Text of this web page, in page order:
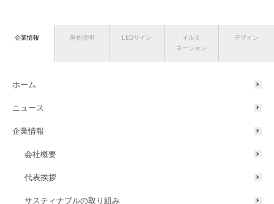
企業情報 屋外照明 LEDサイン
イルミ
ネーション
デザイン
ホーム
ニュース
企業情報
会社概要
代表挨拶
サスティナブルの取り組み